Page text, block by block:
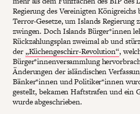
Regierung des Vereinigten
Terror-Gesetze, um Islands Regierung
zwingen. Doch Islands Bürger*innen
Rückzahlungsplan zweimal ab und
der„Küchengeschirr-Revolution“,
Bürger*innenversammlung
Änderungen der isländischen
Bänker*innen und Politiker*innen
gestellt, bekamen Haftstrafen und ein
wurde abgeschrieben.